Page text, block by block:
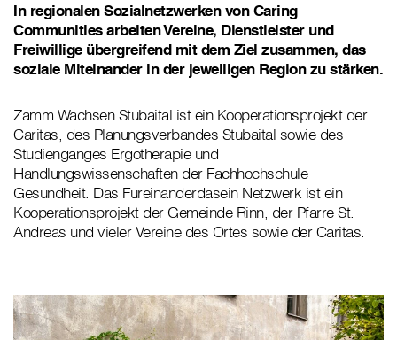
In regionalen Sozialnetzwerken von Caring
Communities arbeiten Vereine, Dienstleister und
Freiwillige übergreifend mit dem Ziel zusammen, das
soziale Miteinander in der jeweiligen Region zu stärken.
Zamm.Wachsen Stubaital ist ein Kooperationsprojekt der
Caritas, des Planungsverbandes Stubaital sowie des
Studienganges Ergotherapie und
Handlungswissenschaften der Fachhochschule
Gesundheit. Das Füreinanderdasein Netzwerk ist ein
Kooperationsprojekt der Gemeinde Rinn, der Pfarre St.
Andreas und vieler Vereine des Ortes sowie der Caritas.